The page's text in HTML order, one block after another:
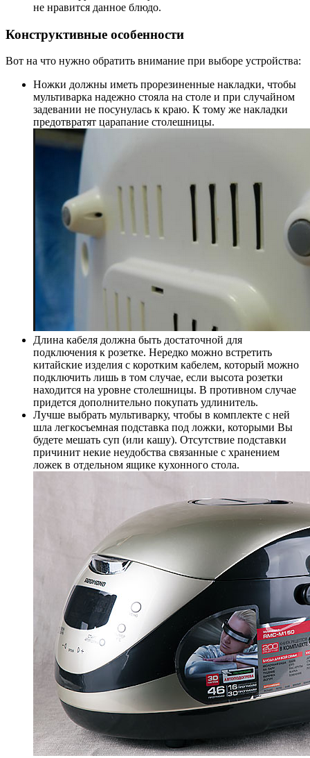
не нравится данное блюдо.
Конструктивные особенности
Вот на что нужно обратить внимание при выборе устройства:
Ножки должны иметь прорезиненные накладки, чтобы
мультиварка надежно стояла на столе и при случайном
задевании не посунулась к краю. К тому же накладки
предотвратят царапание столешницы.
Длина кабеля должна быть достаточной для
подключения к розетке. Нередко можно встретить
китайские изделия с коротким кабелем, который можно
подключить лишь в том случае, если высота розетки
находится на уровне столешницы. В противном случае
придется дополнительно покупать удлинитель.
Лучше выбрать мультиварку, чтобы в комплекте с ней
шла легкосъемная подставка под ложки, которыми Вы
будете мешать суп (или кашу). Отсутствие подставки
причинит некие неудобства связанные с хранением
ложек в отдельном ящике кухонного стола.